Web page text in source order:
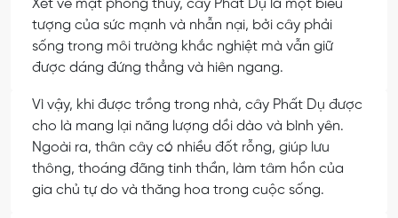
Xét về mặt phong thủy, cây Phất Dụ là một biểu
tượng của sức mạnh và nhẫn nại, bởi cây phải
sống trong môi trường khắc nghiệt mà vẫn giữ
được dáng đứng thẳng và hiên ngang.
Vì vậy, khi được trồng trong nhà, cây Phất Dụ được
cho là mang lại năng lượng dồi dào và bình yên.
Ngoài ra, thân cây có nhiều đốt rỗng, giúp lưu
thông, thoáng đãng tinh thần, làm tâm hồn của
gia chủ tự do và thăng hoa trong cuộc sống.